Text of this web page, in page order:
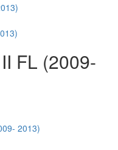
FL (2009-
2013)